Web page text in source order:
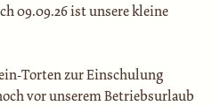
09.09.26 ist unsere kleine
Torten zur Einschulung
vor unserem Betriebsurlaub